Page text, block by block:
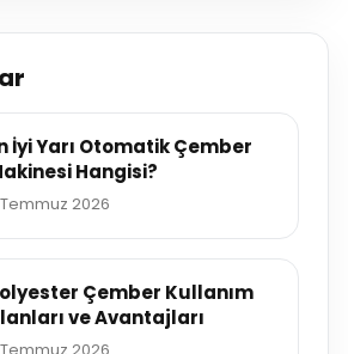
İyi Yarı Otomatik Çember
Hangisi?
2026
Çember Kullanım
ve Avantajları